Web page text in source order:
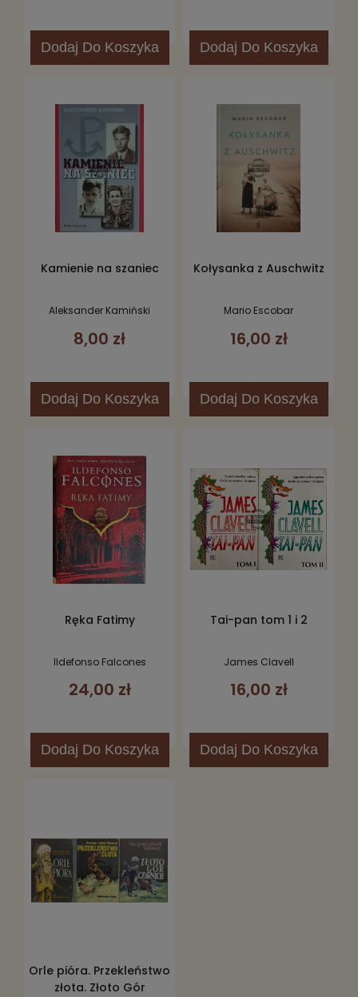
Dodaj Do Koszyka Dodaj Do Koszyka
Kamienie na szaniec
Aleksander Kamiński
8,00 zł
Dodaj Do Koszyka
Kołysanka z Auschwitz
Mario Escobar
16,00 zł
Dodaj Do Koszyka
Ręka Fatimy
Ildefonso Falcones
24,00 zł
Dodaj Do Koszyka
Tai-pan tom 1 i 2
James Clavell
16,00 zł
Dodaj Do Koszyka
Orle pióra. Przekleństwo
złota. Złoto Gór